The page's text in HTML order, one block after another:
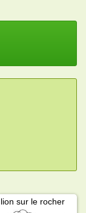
lion sur le rocher